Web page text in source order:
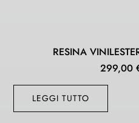
RESINA
299,00
LEGGI TUTTO